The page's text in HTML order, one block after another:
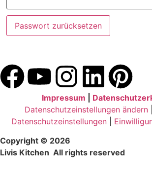
Passwort zurücksetzen
Impressum
Datenschutzeinstellungen ändern|
Datenschutzeinstellungen|
Copyright © 2026
Livis Kitchen All rights reserved